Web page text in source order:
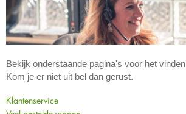
Bekijk onderstaande pagina's voor het
Kom je er niet uit bel dan gerust.
Klantenservice